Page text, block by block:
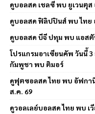
ดูบอลสด เชลซี พบ ยูเวนตุส
ดูบอลสด ฟิลิปปินส์ พบ ไทย
ดูบอลสด บีจี ปทุม พบ แอสตั
โปรแกรมอาเซียนคัพ วันนี้ 3
กัมพูชา พบ ติมอร์
ดูฟุตซอลสด ไทย พบ อัฟกา
ส.ค. 69
ดูวอลเลย์บอลสด ไทย พบ เวี